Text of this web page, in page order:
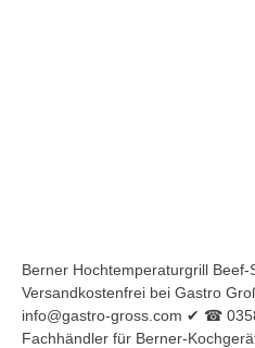
Berner Hochtemperaturgrill
Versandkostenfrei bei Gastro
info@gastro-gross.com ✔ ☎
Fachhändler für Berner-